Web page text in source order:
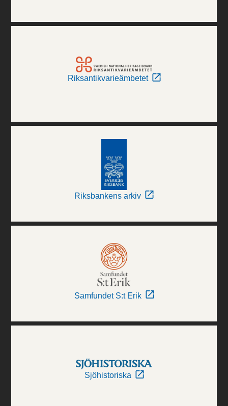
Riksantikvarieämbetet
Riksbankens arkiv
Samfundet S:t Erik
Sjöhistoriska